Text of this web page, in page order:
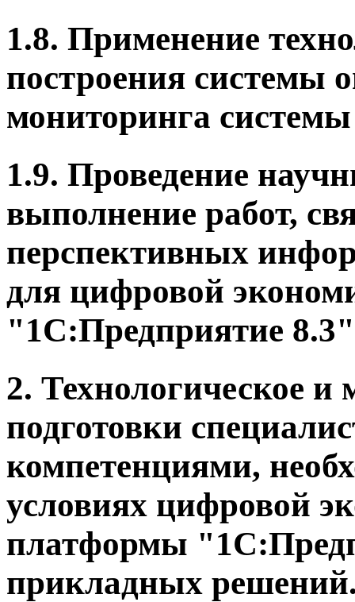
1.8. Применение
построения системы
мониторинга
1.9. Проведение
выполнение работ,
перспективных
для цифровой
"1С:Предприятие
2. Технологическое и
подготовки
компетенциями,
условиях цифровой
платформы
прикладных